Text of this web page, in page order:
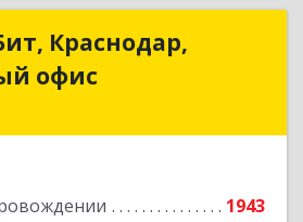
Краснодар,
офис
1943
Бит, Краснодар,
Центральный офис
Подробнее